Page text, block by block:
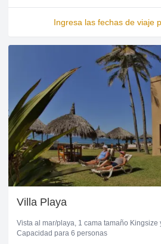
Ingresa las fechas de viaje
Villa Playa
Vista al mar/playa 1 cama tamaño Kingsize
Capacidad para 6 personas